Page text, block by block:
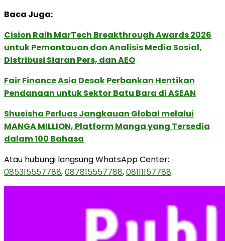
Baca Juga:
Cision Raih MarTech Breakthrough Awards 2026
untuk Pemantauan dan Analisis Media Sosial,
Distribusi Siaran Pers, dan AEO
Fair Finance Asia Desak Perbankan Hentikan
Pendanaan untuk Sektor Batu Bara di ASEAN
Shueisha Perluas Jangkauan Global melalui
MANGA MILLION, Platform Manga yang Tersedia
dalam 100 Bahasa
Atau hubungi langsung WhatsApp Center:
085315557788,087815557788,08111157788.